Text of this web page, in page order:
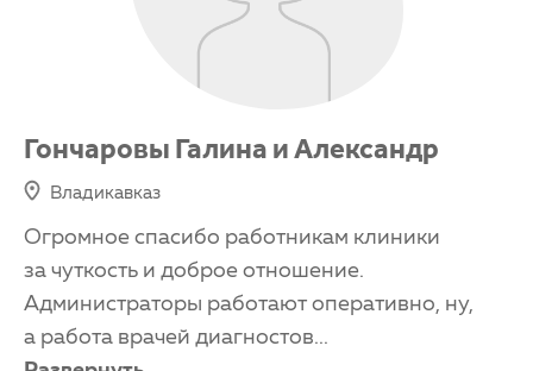
Гончаровы Галина и Александр
Владикавказ
Огромное спасибо работникам клиники
за чуткость и доброе отношение.
Администраторы работают оперативно, ну,
а работа врачей диагностов...